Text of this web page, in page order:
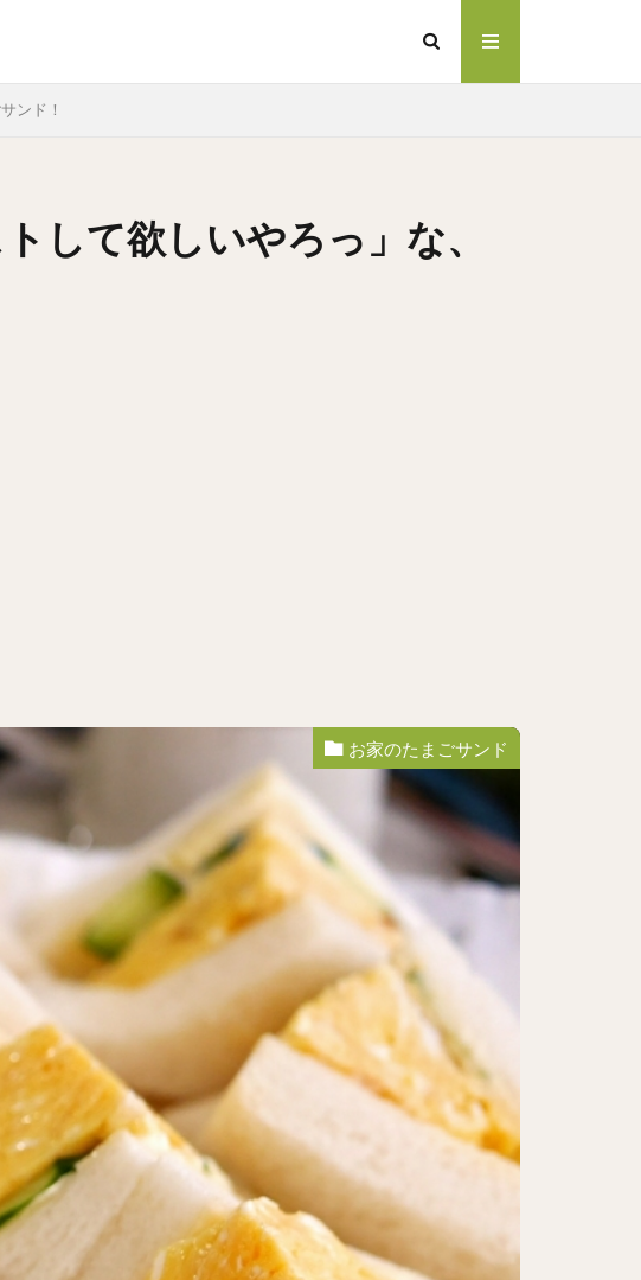
サンド！
して欲しいやろっ」な、
お家のたまごサンド